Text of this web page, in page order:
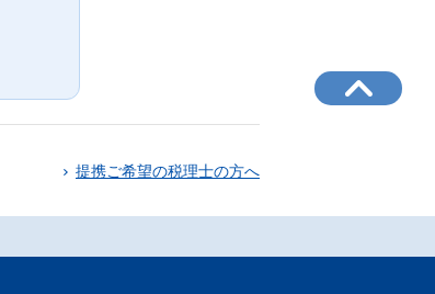
提携ご希望の税理士の方へ